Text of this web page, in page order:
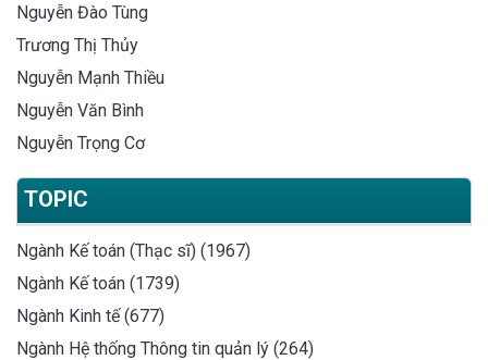
Nguyễn Đào Tùng
Trương Thị Thủy
Nguyễn Mạnh Thiều
Nguyễn Văn Bình
Nguyễn Trọng Cơ
TOPIC
Ngành Kế toán (Thạc sĩ) (1967)
Ngành Kế toán (1739)
Ngành Kinh tế (677)
Ngành Hệ thống Thông tin quản lý (264)